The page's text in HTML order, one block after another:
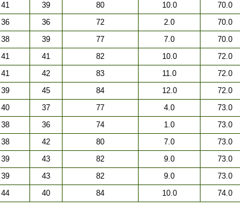
41 39 80 10.0
70.0
36 36 72 2.0
70.0
38 39 77 7.0
70.0
41 41 82 10.0
72.0
41 42 83 11.0
72.0
39 45 84 12.0
72.0
40 37 77 4.0
73.0
38 36 74 1.0
73.0
38 42 80 7.0
73.0
39 43 82 9.0
73.0
39 43 82 9.0
73.0
44 40 84 10.0 74.0